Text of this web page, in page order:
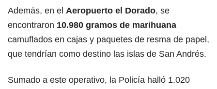
Además, en el Aeropuerto el Dorado, se
encontraron 10.980 gramos de marihuana
camuflados en cajas y paquetes de resma de papel,
que tendrían como destino las islas de San Andrés.
Sumado a este operativo, la Policía halló 1.020